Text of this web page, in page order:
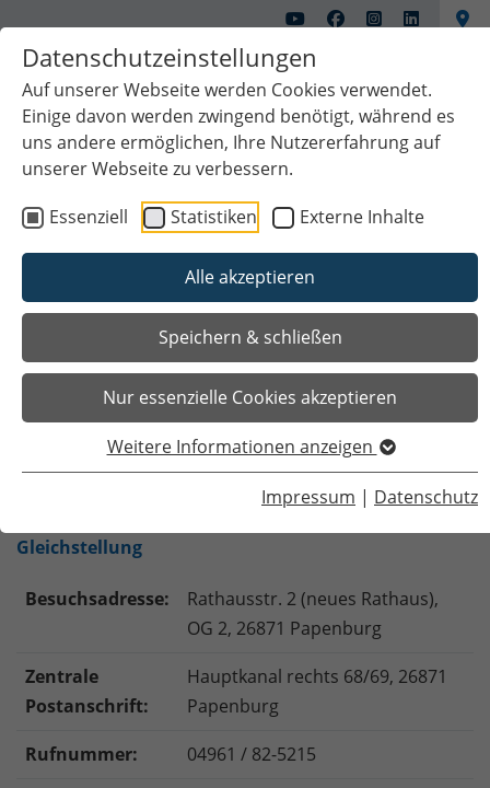
Datenschutzeinstellungen
Auf unserer Webseite werden Cookies verwendet.
Einige davon werden zwingend benötigt, während es
uns andere ermöglichen, Ihre Nutzererfahrung auf
unserer Webseite zu verbessern.
Essenziell
Statistiken Externe Inhalte
Alle akzeptieren
Speichern & schließen
Nur essenzielle Cookies akzeptieren
Weitere Informationen anzeigen
Impressum | Datenschutz
Das Wichtigste auf einen Blick
Startseite
Bürgerservice
Verwaltungsbereiche und Servicezeiten
Gleichstellung
Gleichstellung
Besuchsadresse:
Rathausstr. 2 (neues Rathaus),
OG 2, 26871 Papenburg
Zentrale
Postanschrift:
Hauptkanal rechts 68/69, 26871
Papenburg
Rufnummer:
04961 / 82-5215